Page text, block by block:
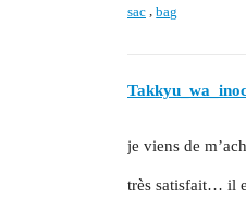
sac ,bag
je viens de
très satisfait… il